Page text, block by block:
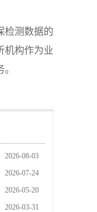
检测数据的
机构作为业
2026-08-03
2026-07-24
2026-05-20
2026-03-31